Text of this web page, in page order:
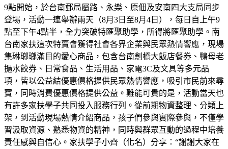
9點開始，於台南郵局屬路、永樂、原佃及安南四大支局同步
登場，活動一連舉辦兩天（8月3日至8月4日），每日自上午9
點至下午4點半，全力突破特匯聚助學，所得將匯聚助學。南
台南家扶這次特賣會獲得社會各界企業與民眾熱情響應，現場
集琳瑯瑯滿目的愛心商品，包含台南劍橋大飯店餐券、鴨母老
撾水餃券、日常食品、生活用品、家電3C及文具等多元品
項，皆以公益結優惠價格提供民眾熱情響應，吸引市民前來尋
寶，同時消費優惠價格提供公益。難能可貴的是，活動當天也
有許多家扶學子共同投入服務行列。從前期物資整理、分類上
架，到活動現場熱情介紹商品，孩子們參與實際參與，不僅學
習汲取資源、熟悉物資的精神，同時與群眾互動的過程中培養
責任感與自信心。家扶學子小齊（化名）分享：“謝謝大家在